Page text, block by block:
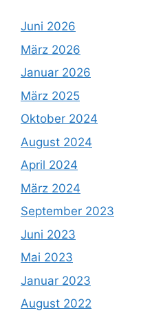
Juni 2026
März 2026
Januar 2026
März 2025
Oktober 2024
August 2024
April 2024
März 2024
September 2023
Juni 2023
Mai 2023
Januar 2023
August 2022